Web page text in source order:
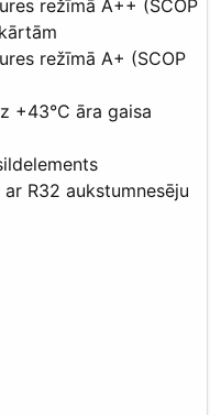
režīmā A++ (SCOP
režīmā A+ (SCOP
+43°C āra gaisa
R32 aukstumnesēju